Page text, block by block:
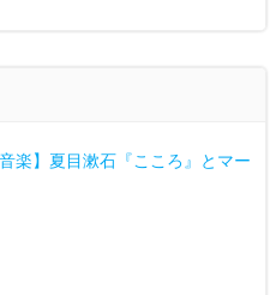
楽】夏目漱石『こころ』とマー